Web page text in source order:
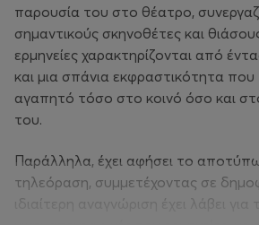
παρουσία του στο θέατρο,
σημαντικούς σκηνοθέτες και
ερμηνείες χαρακτηρίζονται από
και μια σπάνια εκφραστικότητα
αγαπητό τόσο στο κοινό όσο και
του.
Παράλληλα, έχει αφήσει το
τηλεόραση, συμμετέχοντας σε
ιδιαίτερη αναγνώριση έχει λάβει για